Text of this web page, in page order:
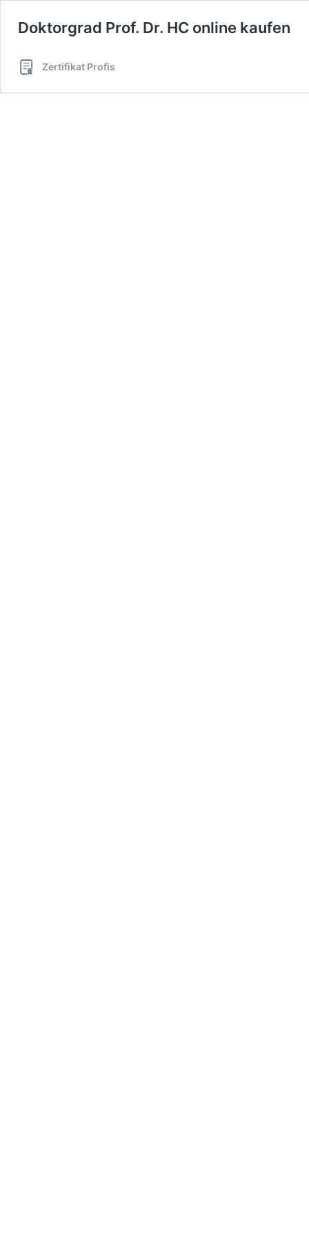
Doktorgrad Prof. Dr. HC online kaufen
Zertifikat Profis